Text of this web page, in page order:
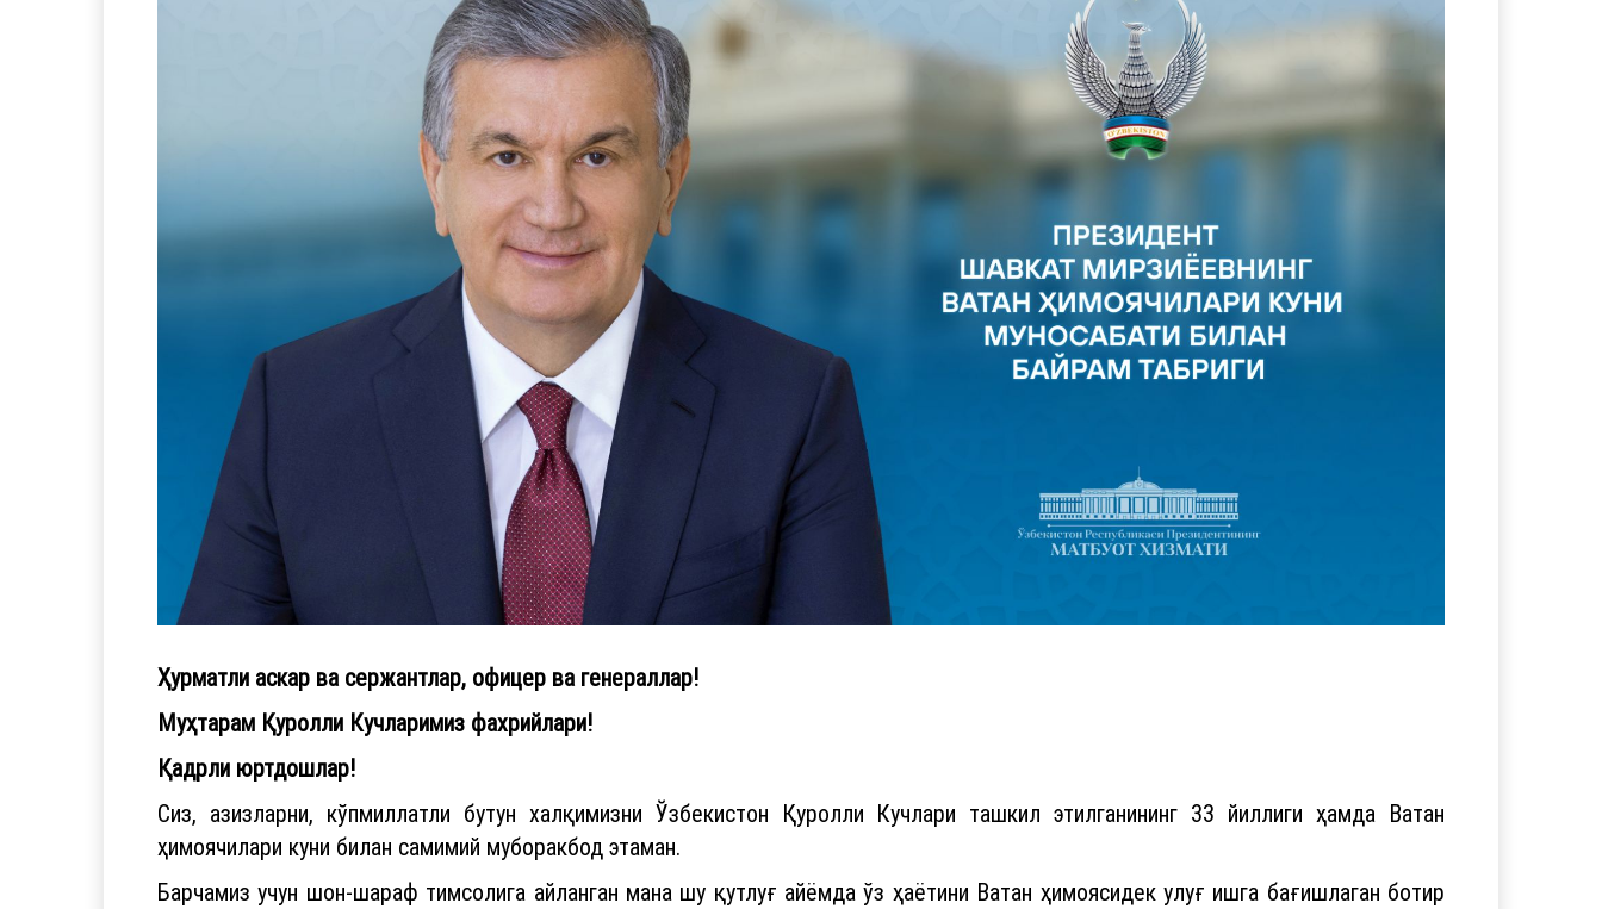
Ҳурматли аскар ва сержантлар, офицер ва генераллар!
Муҳтарам Қуролли Кучларимиз фахрийлари!
Қадрли юртдошлар!
Сиз, азизларни, кўпмиллатли бутун халқимизни Ўзбекистон Қуролли Кучлари ташкил этилганининг 33 йиллиги ҳамда Ватан
ҳимоячилари куни билан самимий муборакбод этаман.
Барчамиз учун шон-шараф тимсолига айланган мана шу қутлуғ айёмда ўз ҳаётини Ватан ҳимоясидек улуғ ишга бағишлаган ботир